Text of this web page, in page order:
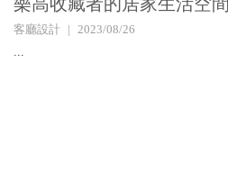
客廳設計
2023/08/26
...